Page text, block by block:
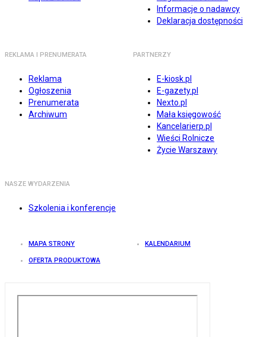
Informacje o nadawcy
Deklaracja dostępności
REKLAMA I PRENUMERATA
Reklama
Ogłoszenia
Prenumerata
Archiwum
PARTNERZY
E-kiosk.pl
E-gazety.pl
Nexto.pl
Mała księgowość
Kancelarierp.pl
Wieści Rolnicze
Życie Warszawy
NASZE WYDARZENIA
Szkolenia i konferencje
MAPA STRONY KALENDARIUM
OFERTA PRODUKTOWA